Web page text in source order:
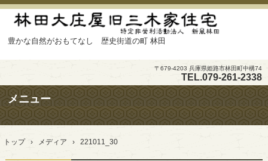
豊かな自然がおもてなし 歴史街道の町 林田
TEL.079-261-2338
〒679-4203 兵庫県姫路市林田町中構74
メニュー
コ
テ
トップ › メディア › 221011_30